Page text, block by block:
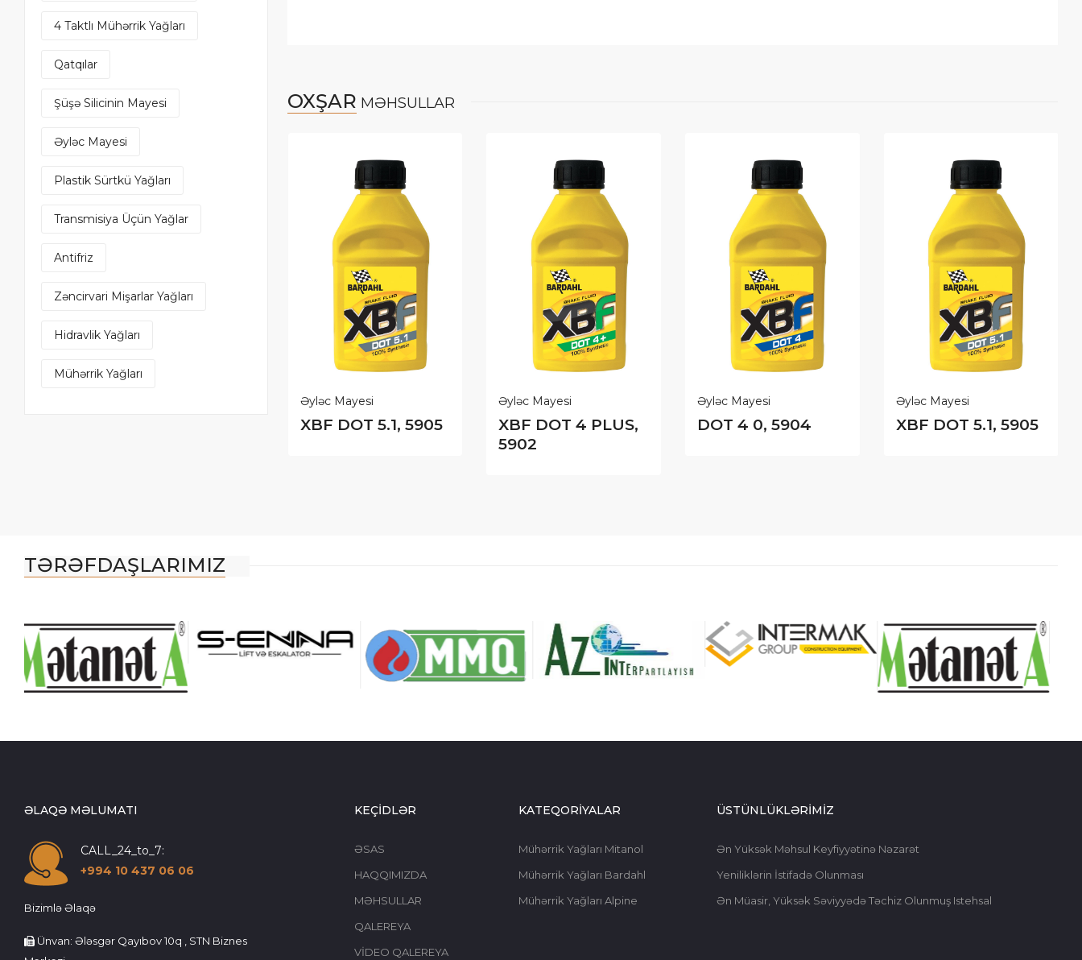
4 Taktlı Mühərrik Yağları
Qatqılar
Şüşə Silicinin Mayesi
Əyləc Mayesi
Plastik Sürtkü Yağları
Transmisiya Üçün Yağlar
Antifriz
Zəncirvari Mişarlar Yağları
Hidravlik Yağları
Mühərrik Yağları
OXŞAR MƏHSULLAR
Əyləc Mayesi
XBF DOT 5.1, 5905
Əyləc Mayesi
XBF DOT 4 PLUS,
5902
Əyləc Mayesi
DOT 4 0, 5904
Əyləc Mayesi
XBF DOT 5.1, 5905
TƏRƏFDAŞLARIMIZ
ƏLAQƏ MƏLUMATI
CALL_24_to_7:
+994 10 437 06 06
Bizimlə Əlaqə
Ünvan: Ələsgər Qayıbov 10q , STN Biznes
KEÇİDLƏR
ƏSAS
HAQQIMIZDA
MƏHSULLAR
QALEREYA
VİDEO QALEREYA
KATEQORİYALAR
Mühərrik Yağları Mitanol
Mühərrik Yağları Bardahl
Mühərrik Yağları Alpine
ÜSTÜNLÜKLƏRİMİZ
Ən Yüksək Məhsul Keyfiyyətinə Nəzarət
Yeniliklərin İstifadə Olunması
Ən Müasir, Yüksək Səviyyədə Təchiz Olunmuş Istehsal